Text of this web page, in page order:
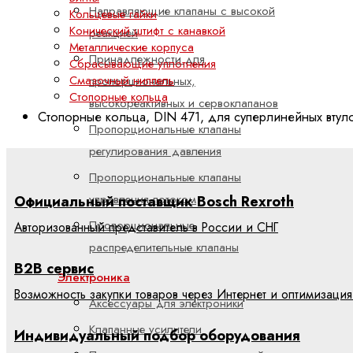
Направляющие клапаны с высокой
реакцией
Принадлежности для
пропорциональных,
высокореактивных и сервоклапанов
Пропорциональные клапаны
регулирования давления
Пропорциональные клапаны
управления потоком
Пропорциональные
распределительные клапаны
Электроника
Аксессуары для электроники
Клапанные усилители
Кольцевые гайки
Конический штифт с канавкой
Металлические корпуса
Сбрасывающие уплотнения
Смазочный ниппель
Стопорные кольца
Стопорные кольца, DIN 471, для суперлинейных
Официальный поставщик Bosch Rexroth
Авторизованный представитель в России и СНГ
B2B сервис
Возможность закупки товаров через Интернет и
Индивидуальный подбор оборудования